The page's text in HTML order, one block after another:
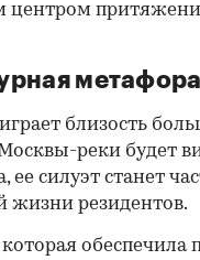
центром
метафора
близость
реки будет
ее силуэт станет
жизни резидентов.
обеспечила